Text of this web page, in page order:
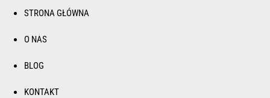
STRONA GŁÓWNA
O NAS
BLOG
KONTAKT